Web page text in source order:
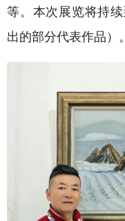
等。本次展览将持
出的部分代表作品）。